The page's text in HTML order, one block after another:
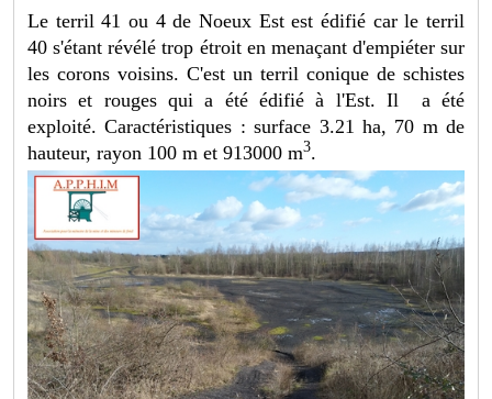
Le terril 41 ou 4 de Noeux Est est édifié car le terril
40 s'étant révélé trop étroit en menaçant d'empiéter sur
les corons voisins. C'est un terril conique de schistes
noirs et rouges qui a été édifié à l'Est. Il a été
exploité. Caractéristiques : surface 3.21 ha, 70 m de
hauteur, rayon 100 m et 913000 m3.